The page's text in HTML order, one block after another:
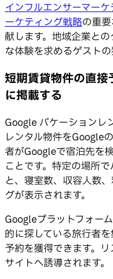
インフルエンサーマー
ーケティング戦略の重
献します。地域企業と
な体験を求めるゲストの
短期賃貸物件の直
に掲載する
Google バケーションレ
レンタル物件をGoogle
者がGoogleで宿泊先を
ことです。特定の場所
と、寝室数、収容人数
グが表示されます。
Googleプラットフォー
的に探している旅行者
予約を獲得できます。
サイトへ誘導されます。